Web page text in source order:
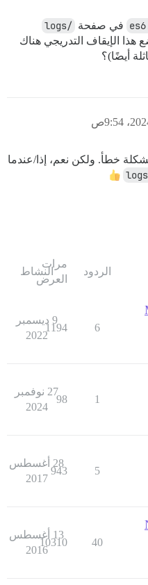
في صفحة /logs
الإيقاف التدريجي هناك
أيضًا)؟
خطأ. ولكن نعم، إذا/عندما
الردود
مرات
العرض
النشاط
6
1194
9 ديسمبر
2022
1
98
27 نوفمبر
2024
5
943
28 أغسطس
2017
40
10310
13 أغسطس
2016